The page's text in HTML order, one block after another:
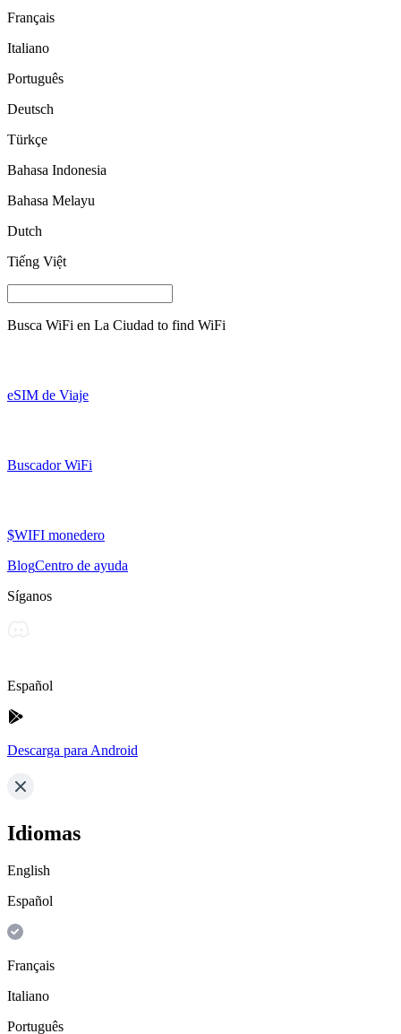
Français
Italiano
Português
Deutsch
Türkçe
Bahasa Indonesia
Bahasa Melayu
Dutch
Tiếng Việt
Busca WiFi en La Ciudad to find WiFi
eSIM de Viaje
Buscador WiFi
$WIFI monedero
BlogCentro de ayuda
Síganos
Español
Descarga para Android
Idiomas
English
Español
Français
Italiano
Português